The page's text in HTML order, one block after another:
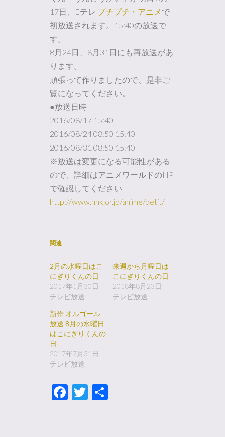
17日、Eテレ プチプチ・アニメ で
初放送されます。15:40の放送で
す。
8月24日、8月31日にも再放送があ
ります。
頑張って作りましたので、是非ご
覧になってください。
●放送日時
2016/08/17 15:40
2016/08/24 08:50 15:40
2016/08/31 08:50 15:40
※放送は変更になる可能性がある
ので、詳細はアニメワールドのHP
で確認してください
http://www.nhk.or.jp/anime/petit/
関連
2月の水曜日はこ
にぎりくんの日
2017年1月30日
テレビ放送
来週から月曜日は
こにぎりくんの日
2018年8月23日
テレビ放送
新作 オルゴール
放送 8月の水曜日
はこにぎりくんの
日
2017年7月31日
テレビ放送
Facebook
Twitter